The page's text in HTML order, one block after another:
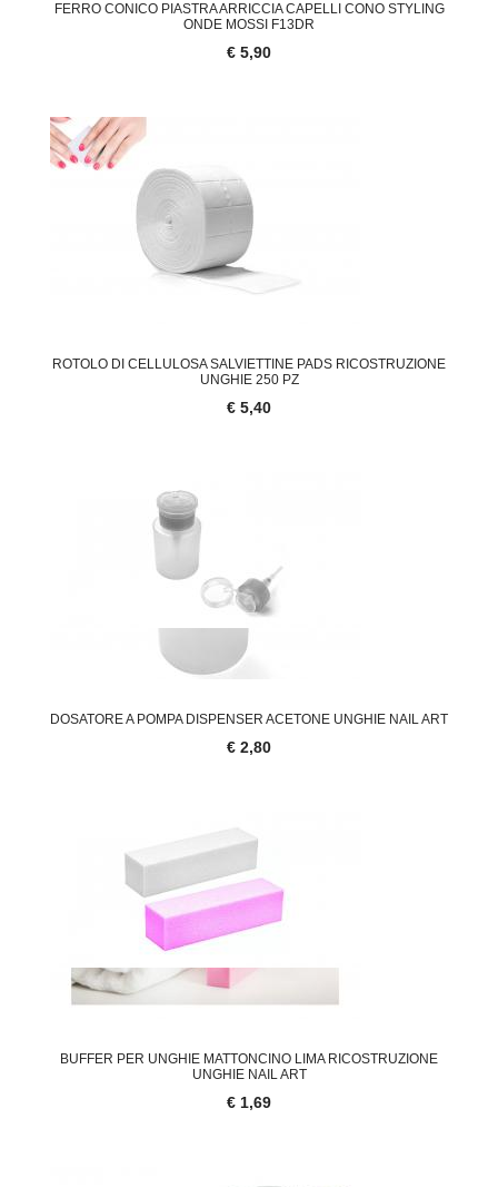
FERRO CONICO PIASTRA ARRICCIA CAPELLI CONO STYLING
ONDE MOSSI F13DR
€ 5,90
ROTOLO DI CELLULOSA SALVIETTINE PADS RICOSTRUZIONE
UNGHIE 250 PZ
€ 5,40
DOSATORE A POMPA DISPENSER ACETONE UNGHIE NAIL ART
€ 2,80
BUFFER PER UNGHIE MATTONCINO LIMA RICOSTRUZIONE
UNGHIE NAIL ART
€ 1,69